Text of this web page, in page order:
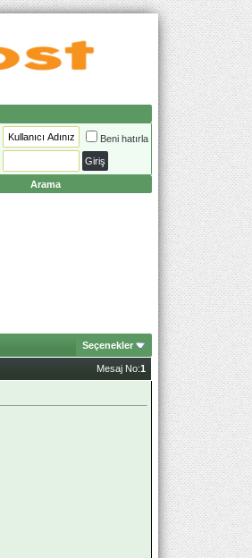
Beni hatırla
Arama
Seçenekler
Mesaj No:1